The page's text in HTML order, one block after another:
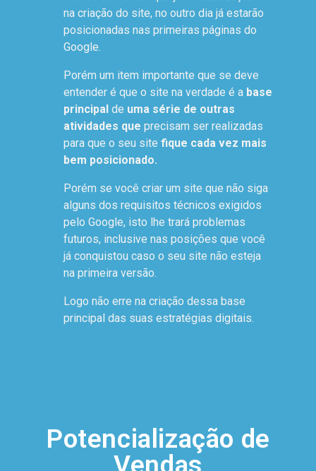
na criação do site, no outro dia já estarão
posicionadas nas primeiras páginas do
Google.
Porém um item importante que se deve
entender é que o site na verdade é a base
principal de uma série de outras
atividades que precisam ser realizadas
para que o seu site fique cada vez mais
bem posicionado.
Porém se você criar um site que não siga
alguns dos requisitos técnicos exigidos
pelo Google, isto lhe trará problemas
futuros, inclusive nas posições que você
já conquistou caso o seu site não esteja
na primeira versão.
Logo não erre na criação dessa base
principal das suas estratégias digitais.
Potencialização de